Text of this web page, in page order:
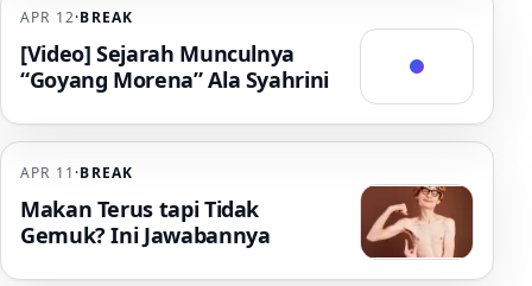
APR 12·BREAK
[Video] Sejarah Munculnya
“Goyang Morena” Ala Syahrini
APR 11 ·BREAK
Makan Terus tapi Tidak
Gemuk? Ini Jawabannya